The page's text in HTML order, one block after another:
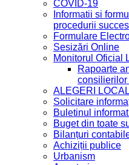
COVID-19
Informatii si
procedurii
Formulare
Sesizări Online
Monitorul Oficial
Rapoarte
consilierilor
ALEGERI
Solicitare
Buletinul
Buget din toate
Bilanțuri
Achiziții publice
Urbanism